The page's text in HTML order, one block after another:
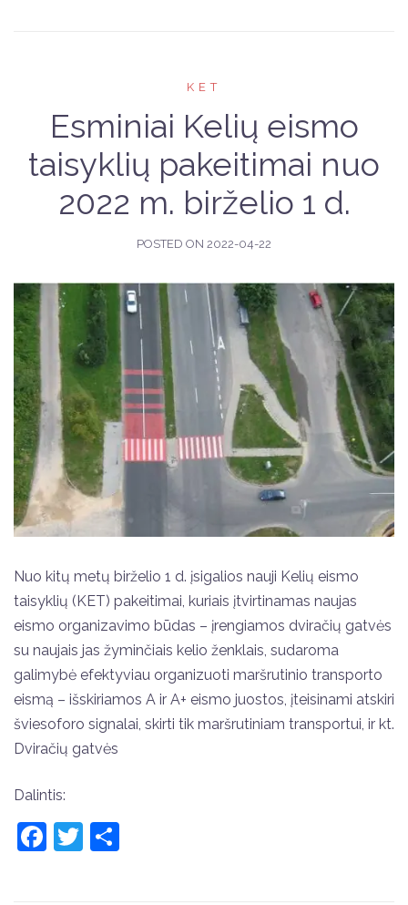
KET
Esminiai Kelių eismo
taisyklių pakeitimai nuo
2022 m. birželio 1 d.
POSTED ON 2022-04-22
Nuo kitų metų birželio 1 d. įsigalios nauji Kelių eismo
taisyklių (KET) pakeitimai, kuriais įtvirtinamas naujas
eismo organizavimo būdas – įrengiamos dviračių gatvės
su naujais jas žyminčiais kelio ženklais, sudaroma
galimybė efektyviau organizuoti maršrutinio transporto
eismą – išskiriamos A ir A+ eismo juostos, įteisinami atskiri
šviesoforo signalai, skirti tik maršrutiniam transportui, ir kt.
Dviračių gatvės
Dalintis:
Facebook
Twitter